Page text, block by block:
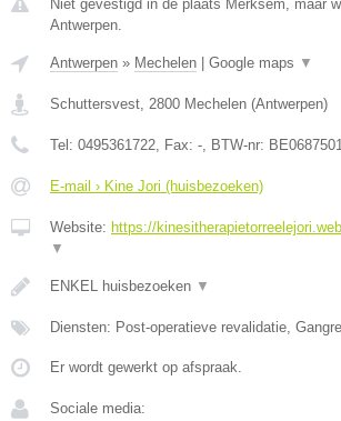
Niet gevestigd in de plaats Merksem, maar
Antwerpen.
Antwerpen » Mechelen | Google maps ▼
Schuttersvest 2800 Mechelen (Antwerpen)
Tel: 0495361722 , Fax: - , BTW-nr:
E-mail › Kine Jori (huisbezoeken)
Website: https://
▼
ENKEL huisbezoeken ▼
Diensten: Post-operatieve revalidatie,
Er wordt gewerkt op afspraak.
Sociale media: